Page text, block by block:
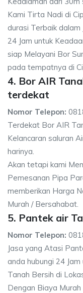
Kami Tirta Nadi di
durasi Terbaik dalam
24 Jam untuk
siap Melayani Bor
pada tempatnya di
4. Bor AIR
terdekat
Nomor Telepon:
Terdekat Bor AIR
Kelancaran saluran
harinya.
Akan tetapi kami
Pemesanan Pipa
memberikan Harga
Murah / Bersahabat.
5. Pantek air
Nomor Telepon:
Jasa yang Atasi
anda hubungi 24
Tanah Bersih di
Dengan Biaya